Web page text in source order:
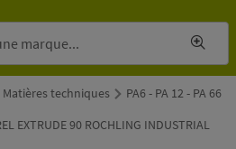
Matières techniques
PA6 - PA 12 - PA 66
EXTRUDE 90 ROCHLING INDUSTRIAL